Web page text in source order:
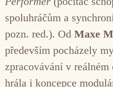
spoluhráčům a
pozn. red.). Od Maxe
především pocházely
zpracovávání v
hrála i koncepce